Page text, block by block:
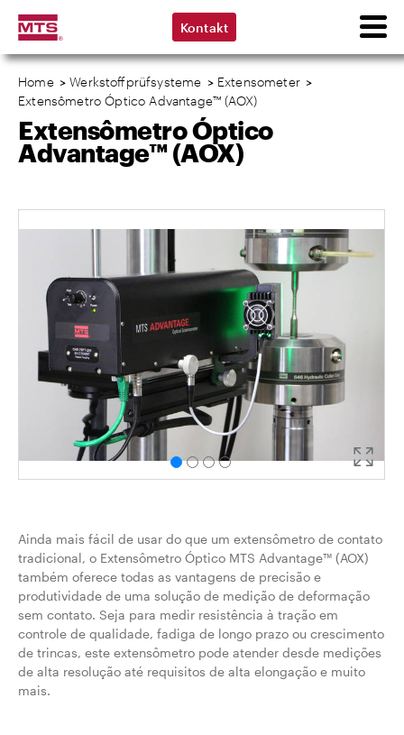
Kontakt
Home >Werkstoffprüfsysteme > Extensometer >
Extensômetro Óptico Advantage™ (AOX)
Extensômetro Óptico
Advantage™ (AOX)
Ainda mais fácil de usar do que um extensômetro de contato
tradicional, o Extensômetro Óptico MTS Advantage™ (AOX)
também oferece todas as vantagens de precisão e
produtividade de uma solução de medição de deformação
sem contato. Seja para medir resistência à tração em
controle de qualidade, fadiga de longo prazo ou crescimento
de trincas, este extensômetro pode atender desde medições
de alta resolução até requisitos de alta elongação e muito
mais.